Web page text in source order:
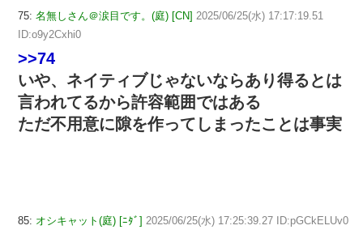
75: 名無しさん＠涙目です。(庭) [CN] 2025/06/25(水) 17:17:19.51
ID:o9y2Cxhi0
>>74
いや、ネイティブじゃないならあり得るとは
言われてるから許容範囲ではある
ただ不用意に隙を作ってしまったことは事実
85: オシキャット(庭) [ﾆﾀﾞ] 2025/06/25(水) 17:25:39.27 ID:pGCkELUv0